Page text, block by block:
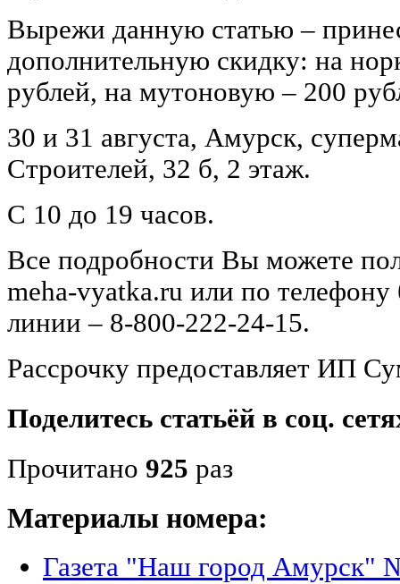
Вырежи данную статью –
дополнительную скидку: на
рублей, на мутоновую – 200
30 и 31 августа, Амурск,
Строителей, 32 б, 2 этаж.
С 10 до 19 часов.
Все подробности Вы можете
meha-vyatka.ru или по телефону
линии – 8-800-222-24-15.
Рассрочку предоставляет ИП
Поделитесь статьёй в соц.
Прочитано 925 раз
Материалы номера:
Газета "Наш город Амурск"